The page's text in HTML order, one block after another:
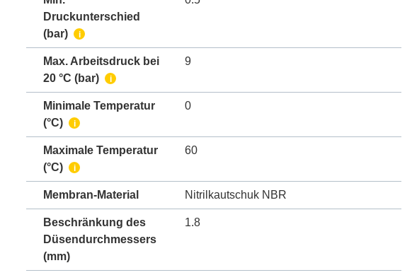
Druckunterschied
(bar)
i
Max. Arbeitsdruck bei
20 °C (bar)
i
9
Minimale Temperatur
(°C)
i
0
Maximale Temperatur
(°C)
i
60
Membran-Material Nitrilkautschuk NBR
Beschränkung des
Düsendurchmessers
(mm)
1.8